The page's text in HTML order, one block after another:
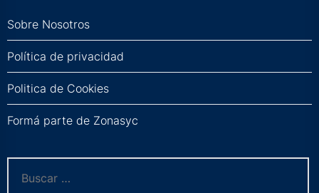
Sobre Nosotros
Política de privacidad
Politica de Cookies
Formá parte de Zonasyc